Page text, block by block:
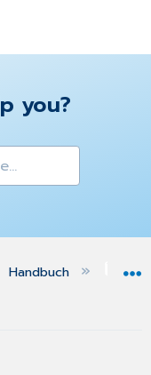
you?
hierarchy
Handbuch